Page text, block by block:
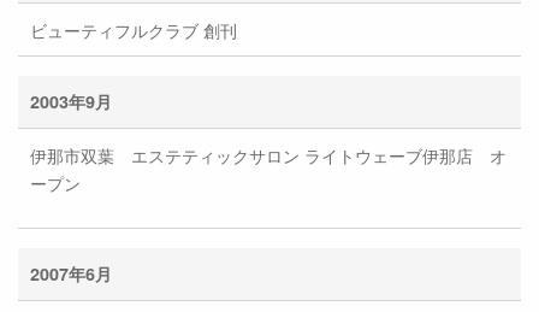
ビューティフルクラブ 創刊
2003年9月
伊那市双葉 エステティックサロン ライトウェーブ伊那店 オ
ープン
2007年6月